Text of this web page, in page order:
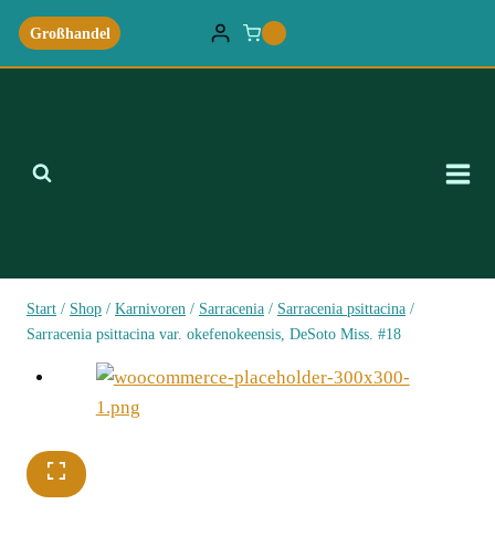
Zum
Inhalt
springen
Großhandel
Start / Shop / Karnivoren / Sarracenia / Sarracenia psittacina /
Sarracenia psittacina var. okefenokeensis, DeSoto Miss. #18